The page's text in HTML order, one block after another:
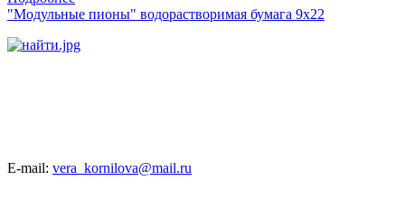
"Модульные пионы" водорастворимая бумага 9х22
E-mail: vera_kornilova@mail.ru